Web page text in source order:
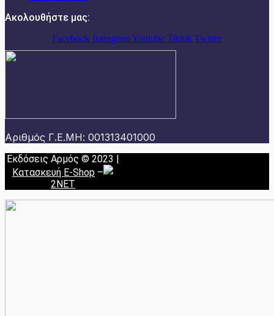
Ακολουθήστε μας:
Facebook InstagramYoutube Tiktok Twitter
Αριθμός Γ.Ε.ΜΗ: 001313401000
Εκδόσεις Αρμός © 2023 |
Κατασκευή E-Shop –
2NET